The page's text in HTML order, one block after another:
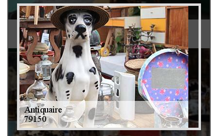
Débarras de grenier et cave 79